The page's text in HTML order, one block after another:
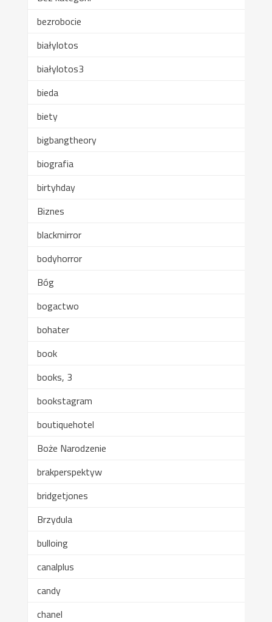
bezrobocie
białylotos
białylotos3
bieda
biety
bigbangtheory
biografia
birtyhday
Biznes
blackmirror
bodyhorror
Bóg
bogactwo
bohater
book
books, 3
bookstagram
boutiquehotel
Boże Narodzenie
brakperspektyw
bridgetjones
Brzydula
bulloing
canalplus
candy
chanel